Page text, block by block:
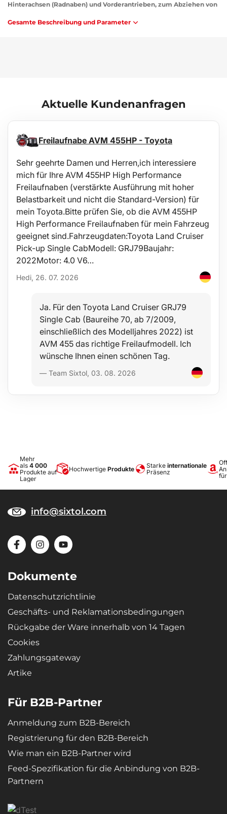
Hinterachsen (Radnaben) und Vorderantrieben, zum Abziehen von
Dichtungsringen usw.Der Gleithammer ist auch gut zum Richten
Universelle Verwendung
1x Gleithammer 2,3 kg
1x Abziehbügel mit 2 Verlängerungsarmen
1x Abziehbügel mit 3 Verlängerungsarmen
3x Abzieherarm
1x selbstklemmender Zangenadapter
1x Adapter
Anwendung:
Demontage von Flansch-Hinterachsen (Radnaben) und
Vorderantrieben
Abziehen von Bremstrommeln
Lagertausch
Wechsel von Dichtungsringen
Reparatur eingedellter Karosserien
Material: Stahl
Verpackungsmaße: 10,5 x 21,5 x 60,5 cm
Gewicht: 5,85 kg
Gesamte Beschreibung und Parameter
Aktuelle Kundenanfragen
Freilaufnabe AVM 455HP - Toyota
Sehr geehrte Damen und Herren,ich interessiere
mich für Ihre AVM 455HP High Performance
Freilaufnaben (verstärkte Ausführung mit hoher
Belastbarkeit und nicht die Standard-Version) für
mein Toyota.Bitte prüfen Sie, ob die AVM 455HP
High Performance Freilaufnaben für mein Fahrzeug
geeignet sind.Fahrzeugdaten:Toyota Land Cruiser
Pick-up Single CabModell: GRJ79Baujahr:
2022Motor: 4.0 V6…
Hedi, 26. 07. 2026
Ja. Für den Toyota Land Cruiser GRJ79
Single Cab (Baureihe 70, ab 7/2009,
einschließlich des Modelljahres 2022) ist
AVM 455 das richtige Freilaufmodell. Ich
wünsche Ihnen einen schönen Tag.
— Team Sixtol, 03. 08. 2026
Mehr
als 4 000
Produkte auf
Lager
Hochwertige Produkte Starke internationale
Präsenz
info@sixtol.com
Dokumente
Datenschutzrichtlinie
Geschäfts- und Reklamationsbedingungen
Rückgabe der Ware innerhalb von 14 Tagen
Cookies
Zahlungsgateway
Artike
Für B2B-Partner
Anmeldung zum B2B-Bereich
Registrierung für den B2B-Bereich
Wie man ein B2B-Partner wird
Feed-Spezifikation für die Anbindung von B2B-
Partnern